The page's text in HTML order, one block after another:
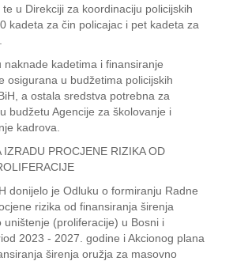
u Direkciji za koordinaciju policijskih
kadeta za čin policajac i pet kadeta za
naknade kadetima i finansiranje
osigurana u budžetima policijskih
a ostala sredstva potrebna za
budžetu Agencije za školovanje i
kadrova.
IZRADU PROCJENE RIZIKA OD
donijelo je Odluku o formiranju Radne
rizika od finansiranja širenja
uništenje (proliferacije) u Bosni i
2023 - 2027. godine i Akcionog plana
širenja oružja za masovno